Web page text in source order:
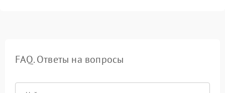
FAQ. Ответы на вопросы